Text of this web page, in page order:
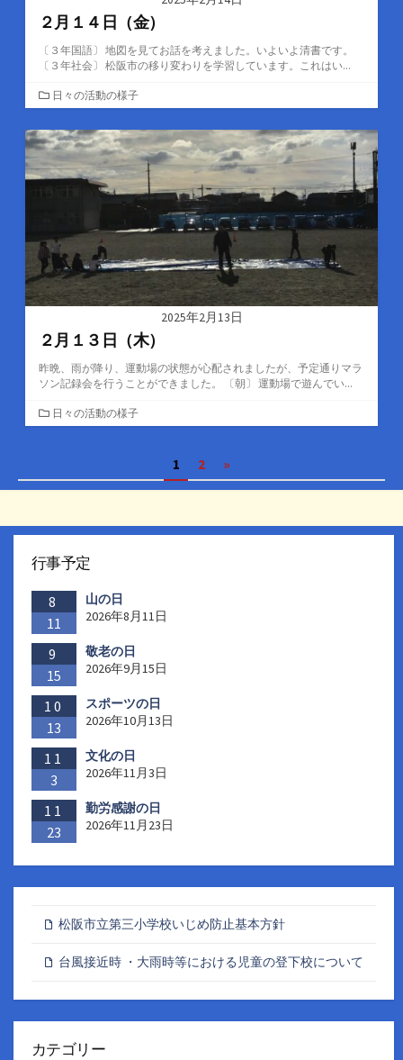
２月１４日（金）
〔３年国語〕 地図を見てお話を考えました。いよいよ清書です。
〔３年社会〕 松阪市の移り変わりを学習しています。これはい...
カ
テ
ゴ
リ
ー
日々の活動の様子
2025年2月13日
２月１３日（木）
昨晩、雨が降り、運動場の状態が心配されましたが、予定通りマラ
ソン記録会を行うことができました。 〔朝〕 運動場で遊んでい...
カ
テ
ー
日々の活動の様子
稿
ー
送
り
1 2 »
行事予定
8
11
山の日
2026年8月11日
9
15
敬老の日
2026年9月15日
10
13
スポーツの日
2026年10月13日
11
3
文化の日
2026年11月3日
11
23
勤労感謝の日
2026年11月23日
松阪市立第三小学校いじめ防止基本方針
台風接近時 ・大雨時等における児童の登下校について
カテゴリー